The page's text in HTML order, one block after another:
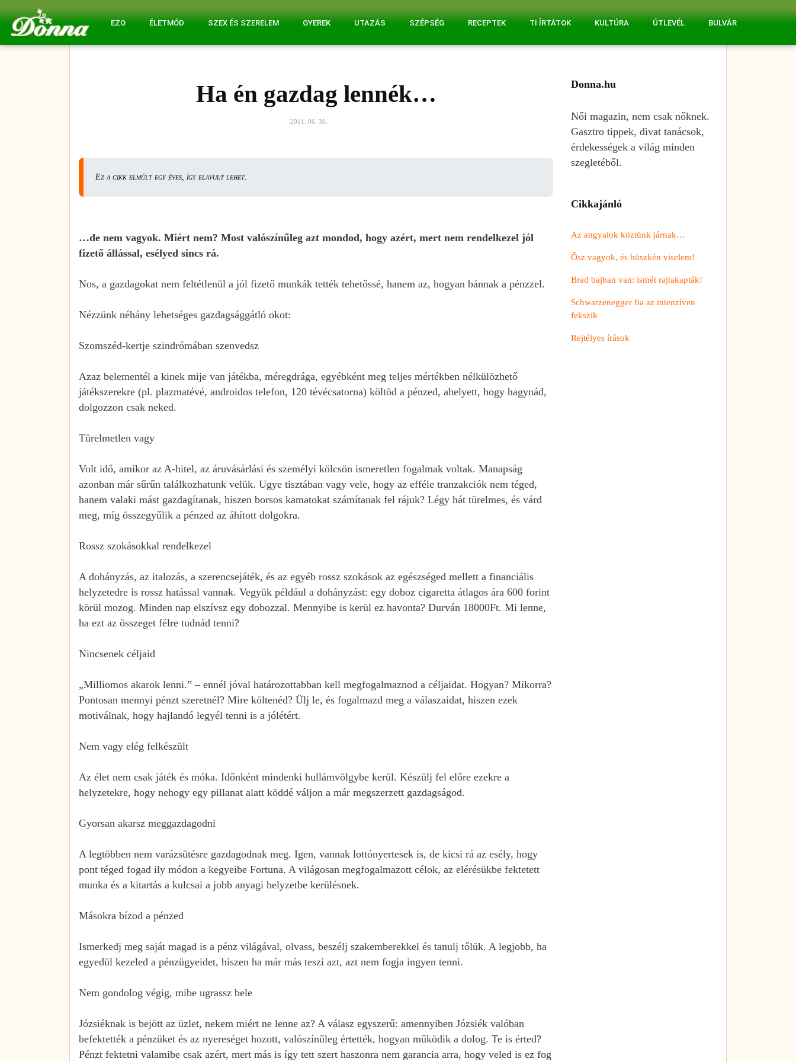
EZO ÉLETMÓD SZEX ÉS SZERELEM GYEREK UTAZÁS SZÉPSÉG RECEPTEK TI ÍRTÁTOK KULTÚRA ÚTLEVÉL BULVÁR
Ha én gazdag lennék…
2011. 06. 30.
Ez a cikk elmúlt egy éves, így elavult lehet.
…de nem vagyok. Miért nem? Most valószínűleg azt mondod, hogy azért, mert nem rendelkezel jól
fizető állással, esélyed sincs rá.
Nos, a gazdagokat nem feltétlenül a jól fizető munkák tették tehetőssé, hanem az, hogyan bánnak a pénzzel.
Nézzünk néhány lehetséges gazdagsággátló okot:
Szomszéd-kertje szindrómában szenvedsz
Azaz belementél a kinek mije van játékba, méregdrága, egyébként meg teljes mértékben nélkülözhető
játékszerekre (pl. plazmatévé, androidos telefon, 120 tévécsatorna) költöd a pénzed, ahelyett, hogy hagynád,
dolgozzon csak neked.
Türelmetlen vagy
Volt idő, amikor az A-hitel, az áruvásárlási és személyi kölcsön ismeretlen fogalmak voltak. Manapság
azonban már sűrűn találkozhatunk velük. Ugye tisztában vagy vele, hogy az efféle tranzakciók nem téged,
hanem valaki mást gazdagítanak, hiszen borsos kamatokat számítanak fel rájuk? Légy hát türelmes, és várd
meg, míg összegyűlik a pénzed az áhított dolgokra.
Rossz szokásokkal rendelkezel
A dohányzás, az italozás, a szerencsejáték, és az egyéb rossz szokások az egészséged mellett a financiális
helyzetedre is rossz hatással vannak. Vegyük például a dohányzást: egy doboz cigaretta átlagos ára 600 forint
körül mozog. Minden nap elszívsz egy dobozzal. Mennyibe is kerül ez havonta? Durván 18000Ft. Mi lenne,
ha ezt az összeget félre tudnád tenni?
Nincsenek céljaid
„Milliomos akarok lenni.” – ennél jóval határozottabban kell megfogalmaznod a céljaidat. Hogyan? Mikorra?
Pontosan mennyi pénzt szeretnél? Mire költenéd? Ülj le, és fogalmazd meg a válaszaidat, hiszen ezek
motiválnak, hogy hajlandó legyél tenni is a jólétért.
Nem vagy elég felkészült
Az élet nem csak játék és móka. Időnként mindenki hullámvölgybe kerül. Készülj fel előre ezekre a
helyzetekre, hogy nehogy egy pillanat alatt köddé váljon a már megszerzett gazdagságod.
Gyorsan akarsz meggazdagodni
A legtöbben nem varázsütésre gazdagodnak meg. Igen, vannak lottónyertesek is, de kicsi rá az esély, hogy
pont téged fogad ily módon a kegyeibe Fortuna. A világosan megfogalmazott célok, az elérésükbe fektetett
munka és a kitartás a kulcsai a jobb anyagi helyzetbe kerülésnek.
Másokra bízod a pénzed
Ismerkedj meg saját magad is a pénz világával, olvass, beszélj szakemberekkel és tanulj tőlük. A legjobb, ha
egyedül kezeled a pénzügyeidet, hiszen ha már más teszi azt, azt nem fogja ingyen tenni.
Nem gondolog végig, mibe ugrassz bele
Józsiéknak is bejött az üzlet, nekem miért ne lenne az? A válasz egyszerű: amennyiben Józsiék valóban
befektették a pénzüket és az nyereséget hozott, valószínűleg értették, hogyan működik a dolog. Te is érted?
Pénzt fektetni valamibe csak azért, mert más is így tett szert haszonra nem garancia arra, hogy veled is ez fog
Donna.hu
Női magazin, nem csak nőknek.
Gasztro tippek, divat tanácsok,
érdekességek a világ minden
szegletéből.
Cikkajánló
Az angyalok köztünk járnak…
Ősz vagyok, és büszkén viselem!
Brad bajban van: ismét rajtakapták!
Schwarzenegger fia az intenzíven
fekszik
Rejtélyes írások